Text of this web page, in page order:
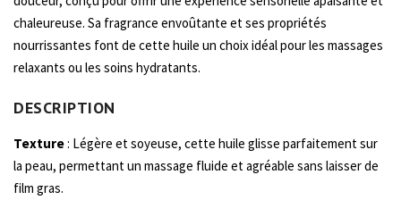
on
Facebook
chaleureuse. Sa fragrance envoûtante et ses propriétés
nourrissantes font de cette huile un choix idéal pour les massages
relaxants ou les soins hydratants.
DESCRIPTION
Texture: Légère et soyeuse, cette huile glisse parfaitement sur
la peau, permettant un massage fluide et agréable sans laisser de
film gras.